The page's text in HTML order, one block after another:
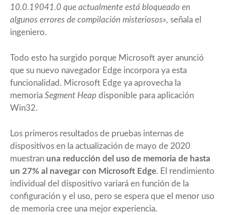
10.0.19041.0 que actualmente está bloqueado en
algunos errores de compilación misteriosos», señala el
ingeniero.
Todo esto ha surgido porque Microsoft ayer anunció
que su nuevo navegador Edge incorpora ya esta
funcionalidad. Microsoft Edge ya aprovecha la
memoria Segment Heap disponible para aplicación
Win32.
Los primeros resultados de pruebas internas de
dispositivos en la actualización de mayo de 2020
muestran una reducción del uso de memoria de hasta
un 27% al navegar con Microsoft Edge. El rendimiento
individual del dispositivo variará en función de la
configuración y el uso, pero se espera que el menor uso
de memoria cree una mejor experiencia.